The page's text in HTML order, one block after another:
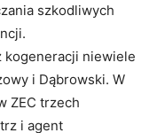
szkodliwych
kogeneracji niewiele
i Dąbrowski. W
ZEC trzech
i agent